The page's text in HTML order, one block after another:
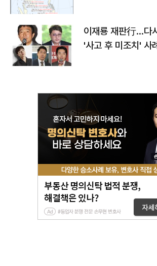
이재룡 재판行…다
'사고 후 미조치' 사